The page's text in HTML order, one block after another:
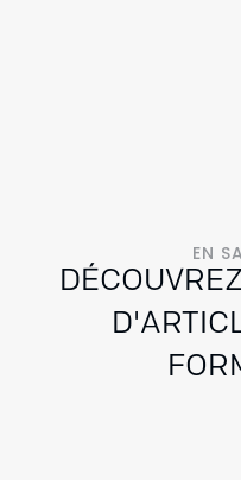
EN
DÉCOUVREZ